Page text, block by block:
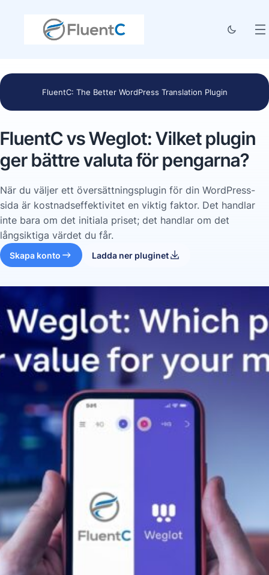
FluentC: The Better WordPress Translation Plugin
FluentC vs Weglot: Vilket plugin
ger bättre valuta för pengarna?
När du väljer ett översättningsplugin för din WordPress-
sida är kostnadseffektivitet en viktig faktor. Det handlar
inte bara om det initiala priset; det handlar om det
långsiktiga värdet du får.
Skapa konto Ladda ner pluginet